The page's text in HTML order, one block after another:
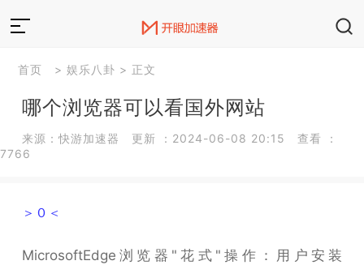
首页 > 娱乐八卦 > 正文
哪个浏览器可以看国外网站
来源：快游加速器 更新 ：2024-06-08 20:15 查看 ：
7766
＞０＜
MicrosoftEdge浏览器"花式"操作：用户安装